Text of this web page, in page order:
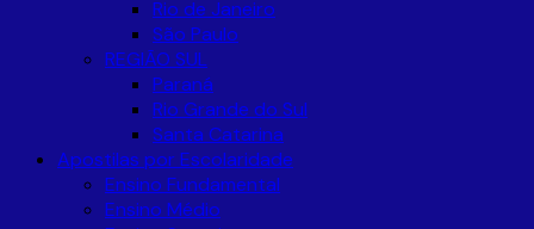
Rio de Janeiro
São Paulo
REGIÃO SUL
Paraná
Rio Grande do Sul
Santa Catarina
Apostilas por Escolaridade
Ensino Fundamental
Ensino Médio